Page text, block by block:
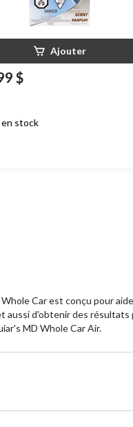
Ajouter
$
en stock
Car est conçu pour
d'obtenir des
MD Whole Car Air.